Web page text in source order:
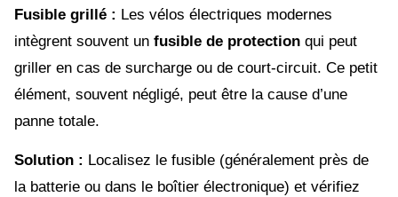
Fusible grillé : Les vélos électriques modernes
intègrent souvent un fusible de protection qui peut
griller en cas de surcharge ou de court-circuit. Ce petit
élément, souvent négligé, peut être la cause d’une
panne totale.
Solution : Localisez le fusible (généralement près de
la batterie ou dans le boîtier électronique) et vérifiez